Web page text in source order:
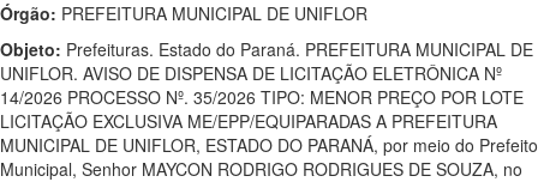
Órgão: PREFEITURA MUNICIPAL DE UNIFLOR
Objeto: Prefeituras. Estado do Paraná. PREFEITURA MUNICIPAL DE
UNIFLOR. AVISO DE DISPENSA DE LICITAÇÃO ELETRÔNICA Nº
14/2026 PROCESSO Nº. 35/2026 TIPO: MENOR PREÇO POR LOTE
LICITAÇÃO EXCLUSIVA ME/EPP/EQUIPARADAS A PREFEITURA
MUNICIPAL DE UNIFLOR, ESTADO DO PARANÁ, por meio do Prefeito
Municipal, Senhor MAYCON RODRIGO RODRIGUES DE SOUZA, no